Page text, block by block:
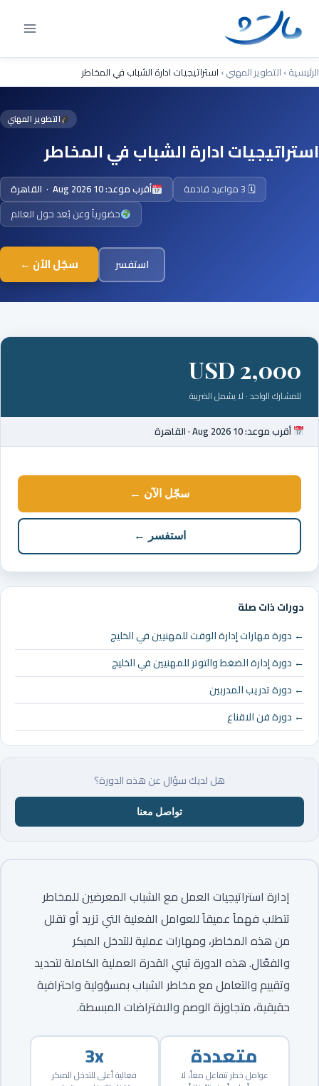
content
الرئيسية› التطوير المهني› استراتيجيات ادارة الشباب في المخاطر
التطوير المهني
استراتيجيات ادارة الشباب في المخاطر
أقرب موعد: 10 Aug 2026 · القاهرة
🗓 3 مواعيد قادمة
حضورياً وعن بُعد حول العالم
سجّل الآن ← استفسر
USD 2,000
للمشارك الواحد · لا يشمل الضريبة
أقرب موعد: 10 Aug 2026 · القاهرة
سجّل الآن ←
استفسر ←
دورات ذات صلة
← دورة مهارات إدارة الوقت للمهنيين في الخليج
← دورة إدارة الضغط والتوتر للمهنيين في الخليج
← دورة تدريب المدربين
← دورة فن الاقناع
هل لديك سؤال عن هذه الدورة؟
تواصل معنا
إدارة استراتيجيات العمل مع الشباب المعرضين للمخاطر
تتطلب فهماً عميقاً للعوامل الفعلية التي تزيد أو تقلل
من هذه المخاطر، ومهارات عملية للتدخل المبكر
والفعّال. هذه الدورة تبني القدرة العملية الكاملة لتحديد
وتقييم والتعامل مع مخاطر الشباب بمسؤولية واحترافية
حقيقية، متجاوزة الوصم والافتراضات المبسطة.
3x
فعالية أعلى للتدخل المبكر
متعددة
عوامل خطر تتفاعل معاً، لا